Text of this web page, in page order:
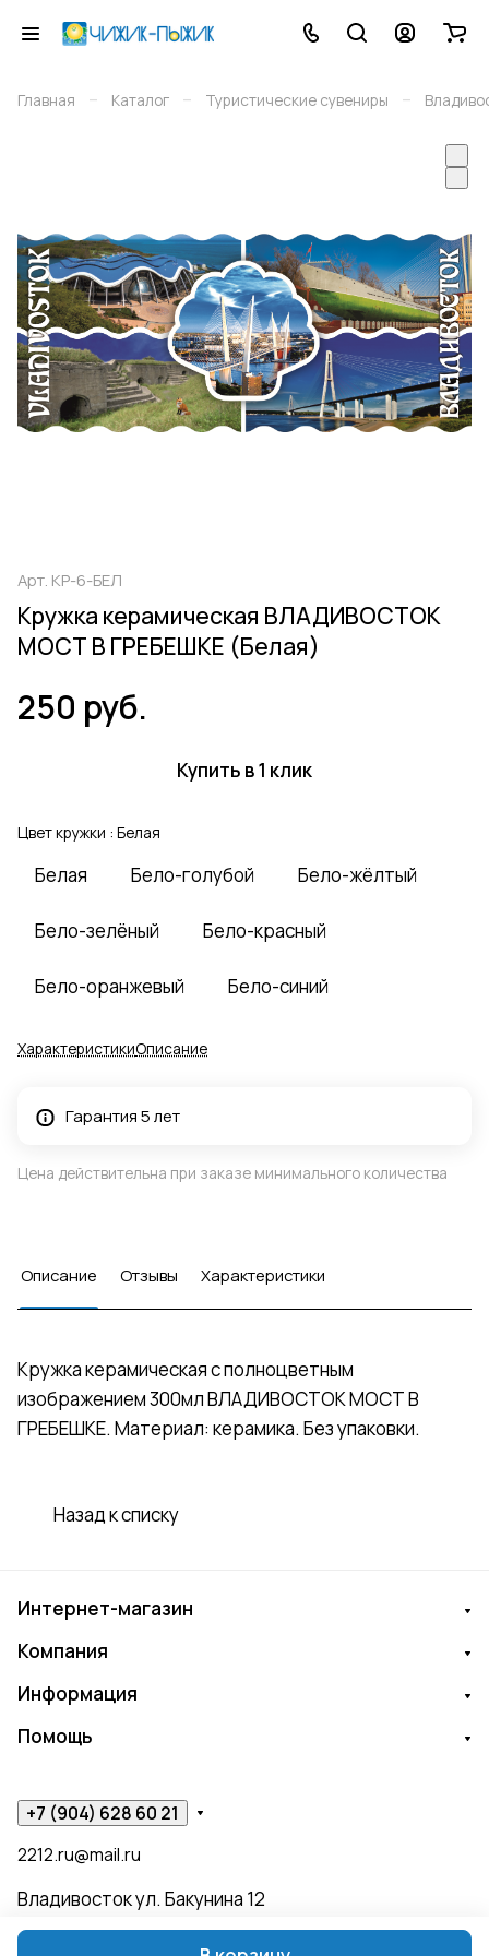
Главная – Каталог – Туристические сувениры –
Арт. КР-6-БЕЛ
Кружка керамическая ВЛАДИВОСТОК
МОСТ В ГРЕБЕШКЕ (Белая)
250 руб.
Купить в 1 клик
Цвет кружки : Белая
Белая Бело-голубой Бело-жёлтый
Бело-зелёный Бело-красный
Бело-оранжевый Бело-синий
ХарактеристикиОписание
Гарантия 5 лет
Цена действительна при заказе минимального количества
Описание Отзывы Характеристики
Кружка керамическая с полноцветным
изображением 300мл ВЛАДИВОСТОК МОСТ В
ГРЕБЕШКЕ. Материал: керамика. Без упаковки.
Назад к списку
Интернет-магазин
Компания
Информация
Помощь
+7 (904) 628 60 21
2212.ru@mail.ru
Владивосток ул. Бакунина 12